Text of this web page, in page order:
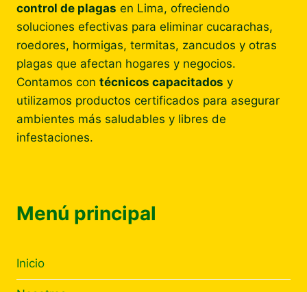
control de plagas en Lima, ofreciendo
soluciones efectivas para eliminar cucarachas,
roedores, hormigas, termitas, zancudos y otras
plagas que afectan hogares y negocios.
Contamos con técnicos capacitados y
utilizamos productos certificados para asegurar
ambientes más saludables y libres de
infestaciones.
Menú principal
Inicio